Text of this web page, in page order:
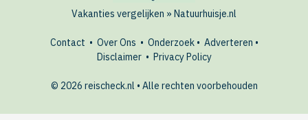
Vakanties vergelijken » Natuurhuisje.nl
Contact • Over Ons • Onderzoek• Adverteren •
Disclaimer• Privacy Policy
© 2026 reischeck.nl • Alle rechten voorbehouden